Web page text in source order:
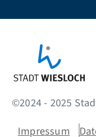
©2024 - 2025
Impressum